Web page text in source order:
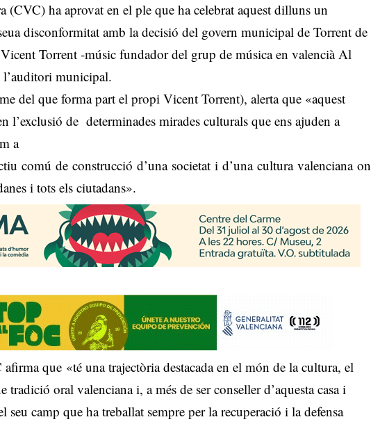
(CVC) ha aprovat en el ple que ha celebrat aquest dilluns un
disconformitat amb ladecisió del govern municipal de Torrent de
Torrent -músic fundador del grup de música en valencià Al
municipal.
del que forma part el propi Vicent Torrent), alerta que «aquest
l’exclusió de determinades mirades culturals que ens ajuden a
a
comú de construcció d’una societat i d’una cultura valenciana on
i tots els ciutadans».
que «té una trajectòria destacada en el món de la cultura, el
tradició oral valenciana i, a més de ser conseller d’aquesta casa i
seu camp que ha treballat sempre per la recuperació i la defensa